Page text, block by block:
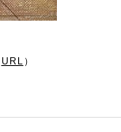
URL ）